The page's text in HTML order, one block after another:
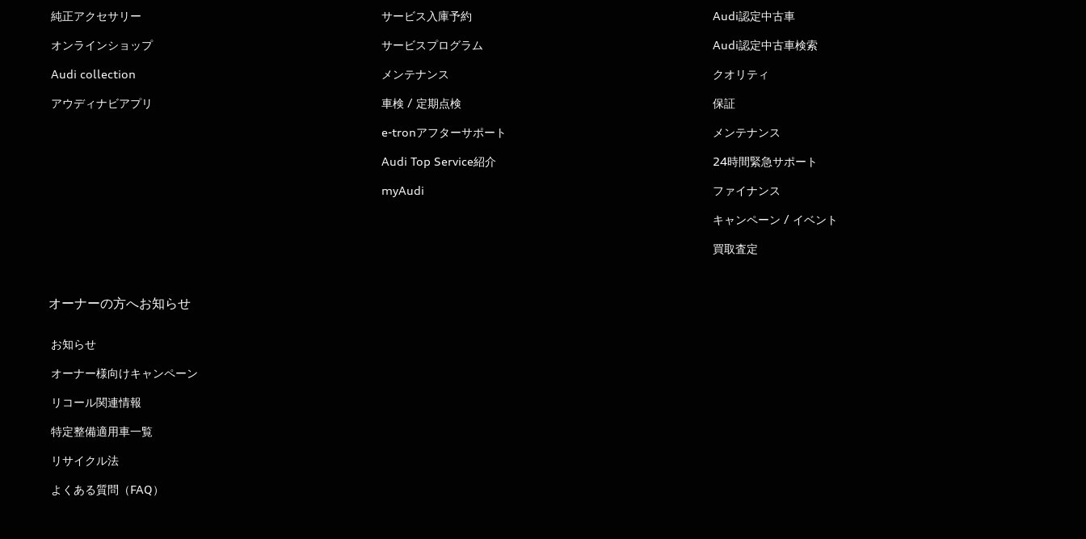
純正アクセサリー
オンラインショップ
Audi collection
アウディナビアプリ
サービス入庫予約
サービスプログラム
メンテナンス
車検 / 定期点検
e-tronアフターサポート
Audi Top Service紹介
myAudi
Audi認定中古車
Audi認定中古車検索
クオリティ
保証
メンテナンス
24時間緊急サポート
ファイナンス
キャンペーン / イベント
買取査定
オーナーの方へお知らせ
お知らせ
オーナー様向けキャンペーン
リコール関連情報
特定整備適用車一覧
リサイクル法
よくある質問（FAQ）